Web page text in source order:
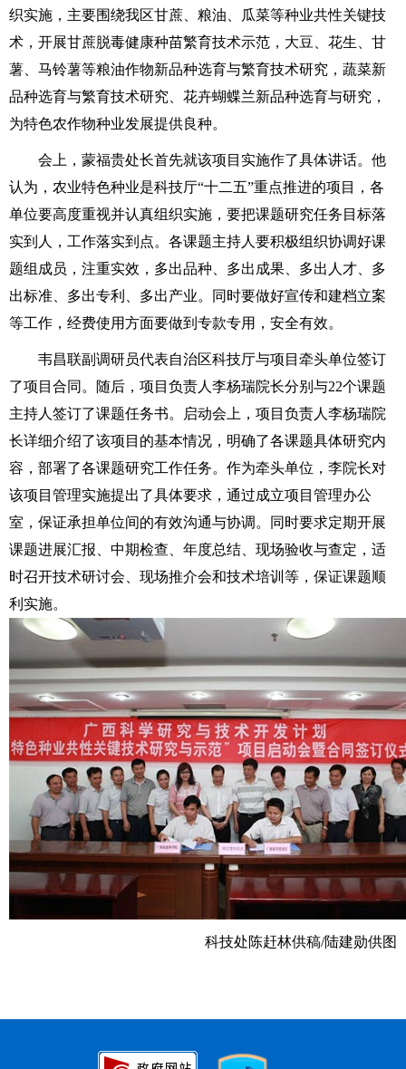
织实施，主要围绕我区甘蔗、粮油、瓜菜等种业共性关键技
术，开展甘蔗脱毒健康种苗繁育技术示范，大豆、花生、甘
薯、马铃薯等粮油作物新品种选育与繁育技术研究，蔬菜新
品种选育与繁育技术研究、花卉蝴蝶兰新品种选育与研究，
为特色农作物种业发展提供良种。
会上，蒙福贵处长首先就该项目实施作了具体讲话。他
认为，农业特色种业是科技厅“十二五”重点推进的项目，各
单位要高度重视并认真组织实施，要把课题研究任务目标落
实到人，工作落实到点。各课题主持人要积极组织协调好课
题组成员，注重实效，多出品种、多出成果、多出人才、多
出标准、多出专利、多出产业。同时要做好宣传和建档立案
等工作，经费使用方面要做到专款专用，安全有效。
韦昌联副调研员代表自治区科技厅与项目牵头单位签订
了项目合同。随后，项目负责人李杨瑞院长分别与22个课题
主持人签订了课题任务书。启动会上，项目负责人李杨瑞院
长详细介绍了该项目的基本情况，明确了各课题具体研究内
容，部署了各课题研究工作任务。作为牵头单位，李院长对
该项目管理实施提出了具体要求，通过成立项目管理办公
室，保证承担单位间的有效沟通与协调。同时要求定期开展
课题进展汇报、中期检查、年度总结、现场验收与查定，适
时召开技术研讨会、现场推介会和技术培训等，保证课题顺
利实施。
科技处陈赶林供稿/陆建勋供图